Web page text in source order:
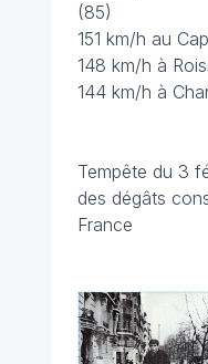
(85)
151 km/h au
148 km/h à
144 km/h à
Tempête du 3
des dégâts
France